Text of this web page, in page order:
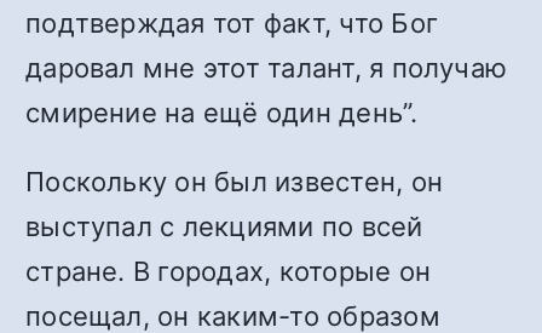
подтверждая тот факт, что Бог
даровал мне этот талант, я получаю
смирение на ещё один день”.
Поскольку он был известен, он
выступал с лекциями по всей
стране. В городах, которые он
посещал, он каким-то образом